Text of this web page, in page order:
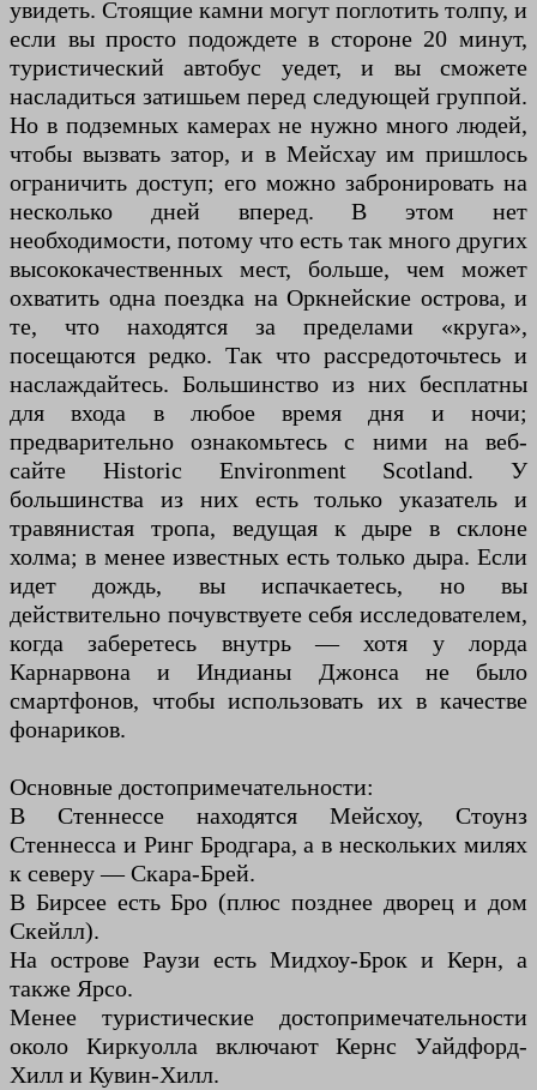
увидеть. Стоящие камни могут поглотить толпу, и
если вы просто подождете в стороне 20 минут,
туристический автобус уедет, и вы сможете
насладиться затишьем перед следующей группой.
Но в подземных камерах не нужно много людей,
чтобы вызвать затор, и в Мейсхау им пришлось
ограничить доступ; его можно забронировать на
несколько дней вперед. В этом нет
необходимости, потому что есть так много других
высококачественных мест, больше, чем может
охватить одна поездка на Оркнейские острова, и
те, что находятся за пределами «круга»,
посещаются редко. Так что рассредоточьтесь и
наслаждайтесь. Большинство из них бесплатны
для входа в любое время дня и ночи;
предварительно ознакомьтесь с ними на веб-
сайте Historic Environment Scotland. У
большинства из них есть только указатель и
травянистая тропа, ведущая к дыре в склоне
холма; в менее известных есть только дыра. Если
идет дождь, вы испачкаетесь, но вы
действительно почувствуете себя исследователем,
когда заберетесь внутрь — хотя у лорда
Карнарвона и Индианы Джонса не было
смартфонов, чтобы использовать их в качестве
фонариков.
Основные достопримечательности:
В Стеннессе находятся Мейсхоу, Стоунз
Стеннесса и Ринг Бродгара, а в нескольких милях
к северу — Скара-Брей.
В Бирсее есть Бро (плюс позднее дворец и дом
Скейлл).
На острове Раузи есть Мидхоу-Брок и Керн, а
также Ярсо.
Менее туристические достопримечательности
около Киркуолла включают Кернс Уайдфорд-
Хилл и Кувин-Хилл.